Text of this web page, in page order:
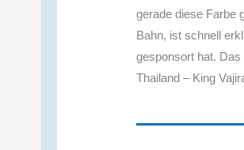
gerade diese Farbe
Bahn, ist schnell
gesponsort hat.
Thailand – King